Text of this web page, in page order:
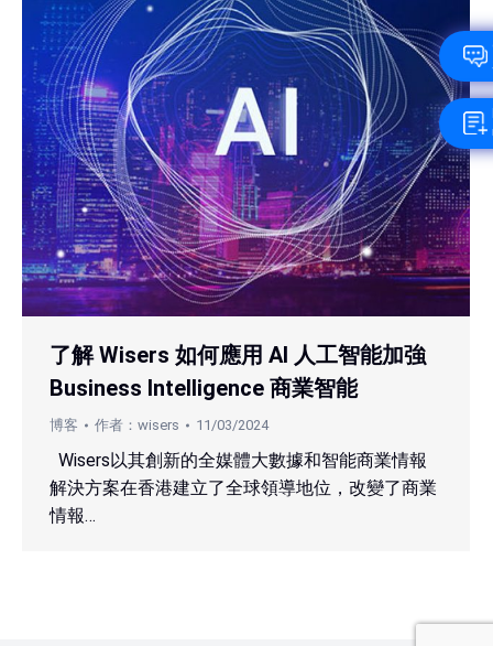
了解 Wisers 如何應用 AI 人工智能加強
Business Intelligence 商業智能
博客 作者： wisers 11/03/2024
Wisers以其創新的全媒體大數據和智能商業情報
解決方案在香港建立了全球領導地位，改變了商業
情報…